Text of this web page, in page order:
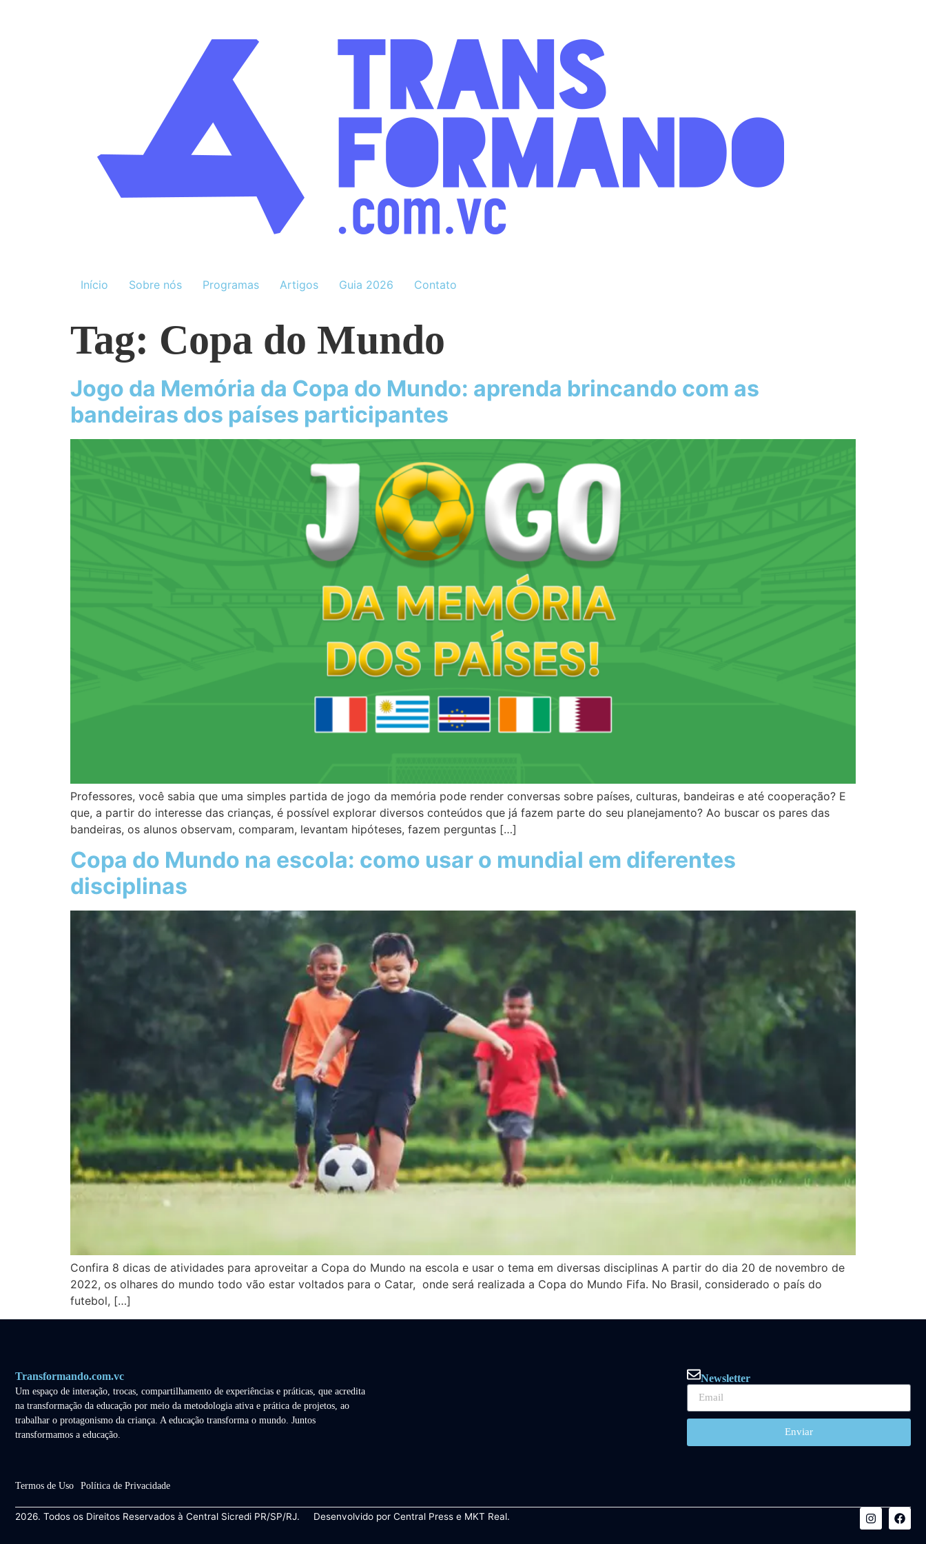
Início Sobre nós Programas Artigos Guia 2026 Contato
Tag: Copa do Mundo
Jogo da Memória da Copa do Mundo: aprenda brincando com as
bandeiras dos países participantes
Professores, você sabia que uma simples partida de jogo da memória pode render conversas sobre países, culturas, bandeiras e até cooperação? E
que, a partir do interesse das crianças, é possível explorar diversos conteúdos que já fazem parte do seu planejamento? Ao buscar os pares das
bandeiras, os alunos observam, comparam, levantam hipóteses, fazem perguntas […]
Copa do Mundo na escola: como usar o mundial em diferentes
disciplinas
Confira 8 dicas de atividades para aproveitar a Copa do Mundo na escola e usar o tema em diversas disciplinas A partir do dia 20 de novembro de
2022, os olhares do mundo todo vão estar voltados para o Catar, onde será realizada a Copa do Mundo Fifa. No Brasil, considerado o país do
futebol, […]
Transformando.com.vc
Um espaço de interação, trocas, compartilhamento de experiências e práticas, que acredita
na transformação da educação por meio da metodologia ativa e prática de projetos, ao
trabalhar o protagonismo da criança. A educação transforma o mundo. Juntos
transformamos a educação.
Termos de Uso Política de Privacidade
Newsletter
Enviar
2026. Todos os Direitos Reservados à Central Sicredi PR/SP/RJ. Desenvolvido por Central Press e MKT Real.